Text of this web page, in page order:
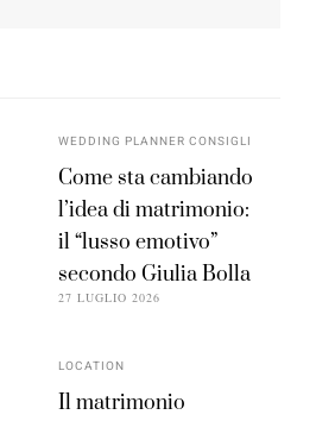
WEDDING PLANNER CONSIGLI
Come sta cambiando
l’idea di matrimonio:
il “lusso emotivo”
secondo Giulia Bolla
27 LUGLIO 2026
LOCATION
Il matrimonio